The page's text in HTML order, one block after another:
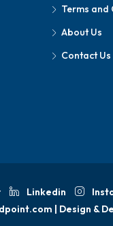
Terms and
About Us
Contact Us
Linkedin
| Design &